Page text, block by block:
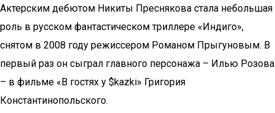
Актерским дебютом Никиты Преснякова стала небольшая
роль в русском фантастическом триллере «Индиго»,
снятом в 2008 году режиссером Романом Прыгуновым. В
первый раз он сыграл главного персонажа – Илью Розова
– в фильме «В гостях у $kazki» Григория
Константинопольского.